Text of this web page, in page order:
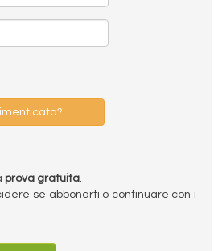
prova gratuita.
se abbonarti o continuare con i